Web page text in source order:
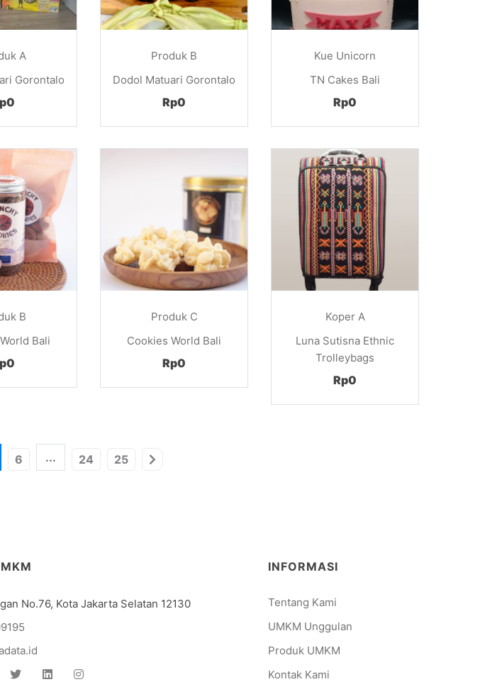
A
Gorontalo
Produk B
Dodol Matuari Gorontalo
Rp0
Kue Unicorn
TN Cakes Bali
Rp0
B
Bali
Produk C
Cookies World Bali
Rp0
Koper A
Luna Sutisna Ethnic
Trolleybags
Rp0
6 ... 24 25
No.76, Kota Jakarta Selatan 12130
TwitterLinkedInInstagram
INFORMASI
Tentang Kami
UMKM Unggulan
Produk UMKM
Kontak Kami